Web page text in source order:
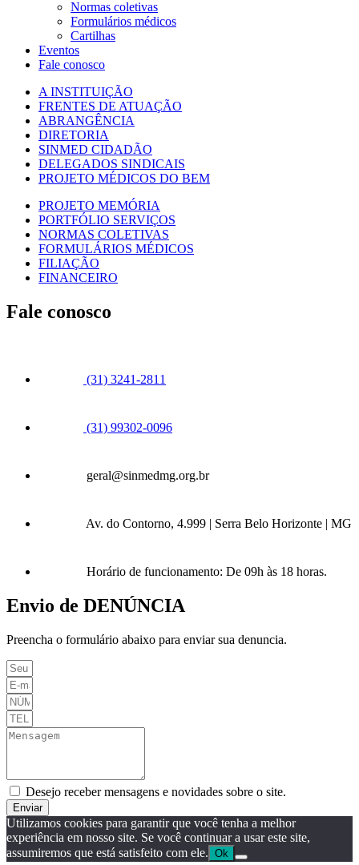
Normas coletivas
Formulários médicos
Cartilhas
Eventos
Fale conosco
A INSTITUIÇÃO
FRENTES DE ATUAÇÃO
ABRANGÊNCIA
DIRETORIA
SINMED CIDADÃO
DELEGADOS SINDICAIS
PROJETO MÉDICOS DO BEM
PROJETO MEMÓRIA
PORTFÓLIO SERVIÇOS
NORMAS COLETIVAS
FORMULÁRIOS MÉDICOS
FILIAÇÃO
FINANCEIRO
Fale conosco
(31) 3241-2811
(31) 99302-0096
geral@sinmedmg.org.br
Av. do Contorno, 4.999 | Serra Belo Horizonte | MG
Horário de funcionamento: De 09h às 18 horas.
Envio de DENÚNCIA
Preencha o formulário abaixo para enviar sua denuncia.
Desejo receber mensagens e novidades sobre o site.
Enviar
Utilizamos cookies para garantir que você tenha a melhor
experiência em nosso site. Se você continuar a usar este site,
assumiremos que está satisfeito com ele. Ok